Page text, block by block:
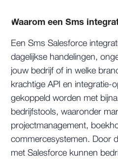
Waarom een Sms
Een Sms Salesforce
dagelijkse handelingen,
jouw bedrijf of in welke
krachtige API en integratie-
gekoppeld worden met
bedrijfstools, waaronder
projectmanagement,
commercesystemen. Door
met Salesforce kunnen